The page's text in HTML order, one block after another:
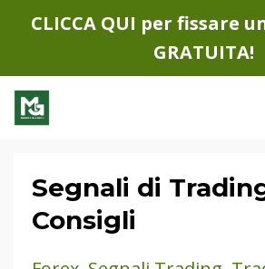
CLICCA QUI per fissare
GRATUITA!
Segnali di
Consigli